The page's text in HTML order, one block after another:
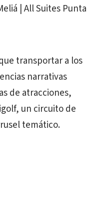
| All Suites Punta
transportar a los
narrativas
de atracciones,
un circuito de
temático.